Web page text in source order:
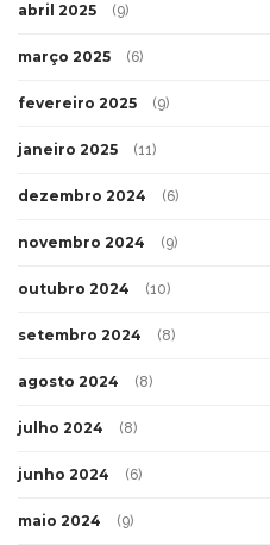
abril 2025 (9)
março 2025 (6)
fevereiro 2025 (9)
janeiro 2025 (11)
dezembro 2024 (6)
novembro 2024 (9)
outubro 2024 (10)
setembro 2024 (8)
agosto 2024 (8)
julho 2024 (8)
junho 2024 (6)
maio 2024 (9)